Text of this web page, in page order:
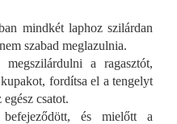
mindkét laphoz szilárdan
szabad meglazulnia.
a ragasztót,
fordítsa el a tengelyt
csatot.
és mielőtt a